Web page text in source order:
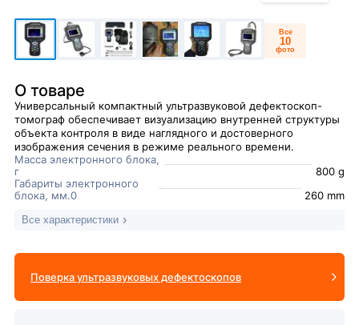
Все
10
фото
О товаре
Универсальный компактный ультразвуковой дефектоскоп-
томограф обеспечивает визуализацию внутренней структуры
объекта контроля в виде наглядного и достоверного
изображения сечения в режиме реального времени.
Масса электронного блока,
г
800 g
Габариты электронного
блока, мм.0
260 mm
Все характеристики
Поверка ультразвуковых дефектоскопов